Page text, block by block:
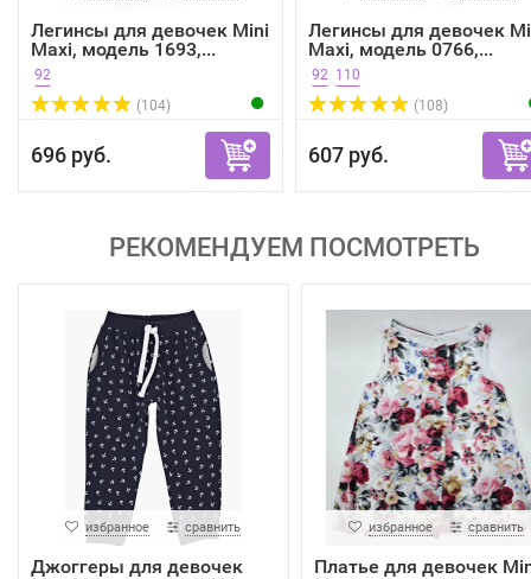
Легинсы для девочек Mini
Maxi, модель 1693,...
92
(104)
696 руб.
Легинсы для девочек
Maxi, модель 0766,...
92 110
(108)
607 руб.
РЕКОМЕНДУЕМ ПОСМОТРЕТЬ
избранное сравнить
Джоггеры для девочек
избранное сравнить
Платье для девочек